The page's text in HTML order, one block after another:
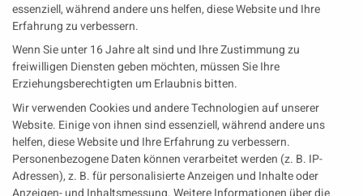
Neueste Beiträge
Wärme aus der Tiefe MTU heizt künftig mit Geothermie
MAN Engines bringt D3872 für die Stromversorgung im
Marinebereich
Eine neue Generation von Perkins Marinemotoren startet den
operativen Testbetrieb
essenziell, während andere uns helfen, diese Website und Ihre
Erfahrung zu verbessern.
Wenn Sie unter 16 Jahre alt sind und Ihre Zustimmung zu
freiwilligen Diensten geben möchten, müssen Sie Ihre
Erziehungsberechtigten um Erlaubnis bitten.
Wir verwenden Cookies und andere Technologien auf unserer
Website. Einige von ihnen sind essenziell, während andere uns
helfen, diese Website und Ihre Erfahrung zu verbessern.
Personenbezogene Daten können verarbeitet werden (z. B. IP-
Adressen), z. B. für personalisierte Anzeigen und Inhalte oder